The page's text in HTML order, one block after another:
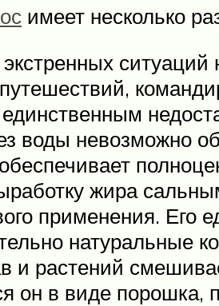
имеет несколько
ситуаций
воды невозможно
жира
применения. Его
натуральные
и растений
он в виде порошка,